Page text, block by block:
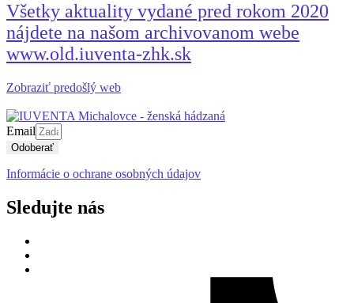
Všetky aktuality vydané pred rokom 2020
nájdete na našom archivovanom webe
www.old.iuventa-zhk.sk
Zobraziť predošlý web
Email
Odoberať
Informácie o ochrane osobných údajov
Sledujte nás